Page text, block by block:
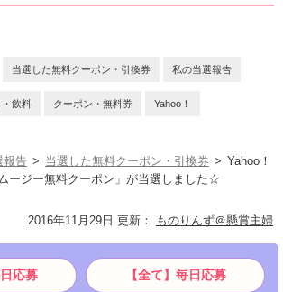
当選した無料クーポン・引換券 私の当選報告
・飲料 クーポン・無料券 Yahoo！
報告 当選した無料クーポン・引換券
Yahoo！
ージー無料クーポン」が当選しました☆
2016年11月29日 更新 ： ものりんず＠懸賞主婦
応募 【全て】毎日応募